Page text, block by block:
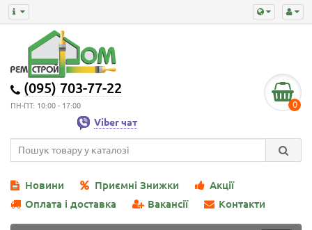
(095) 703-77-22
ПН-ПТ: 10:00 - 17:00
Viber чат
0
Новини Приємні Знижки
Акції
Оплата і доставка
Вакансії Контакти